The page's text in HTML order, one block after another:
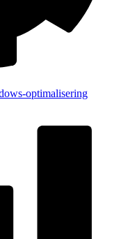
optimalisering